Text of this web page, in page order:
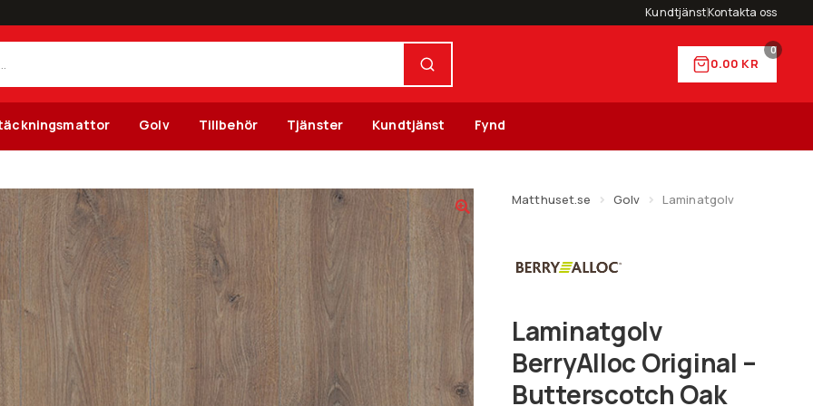
KundtjänstKontakta oss
0.00 KR
0
Golv Tillbehör Tjänster Kundtjänst Fynd
Matthuset.se Golv Laminatgolv
Laminatgolv
BerryAlloc Original –
Butterscotch Oak